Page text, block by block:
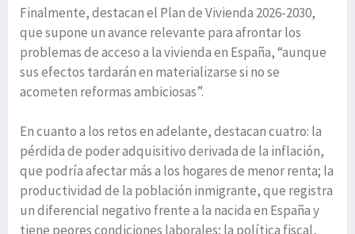
Finalmente, destacan el Plan de Vivienda 2026-2030,
que supone un avance relevante para afrontar los
problemas de acceso a la vivienda en España, “aunque
sus efectos tardarán en materializarse si no se
acometen reformas ambiciosas”.
En cuanto a los retos en adelante, destacan cuatro: la
pérdida de poder adquisitivo derivada de la inflación,
que podría afectar más a los hogares de menor renta; la
productividad de la población inmigrante, que registra
un diferencial negativo frente a la nacida en España y
tiene peores condiciones laborales; la política fiscal,